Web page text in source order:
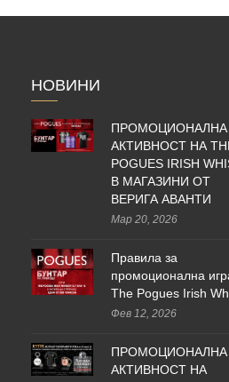
НОВИНИ
ПРОМОЦИОНАЛНА
АКТИВНОСТ НА
POGUES IRISH
В МАГАЗИНИ ОТ
ВЕРИГА АВАНТИ
Мар 20, 2026
Правила за
промоционална
The Pogues Irish
Фев 12, 2026
ПРОМОЦИОНАЛНА
АКТИВНОСТ НА